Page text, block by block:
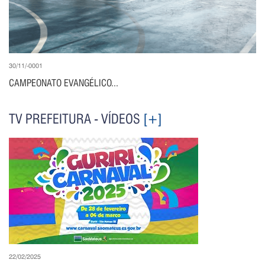
30/11/-0001
CAMPEONATO EVANGÉLICO...
TV PREFEITURA - VÍDEOS [+]
22/02/2025